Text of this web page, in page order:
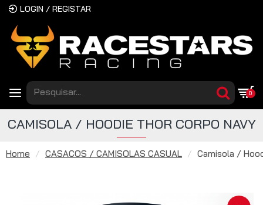
LOGIN / REGISTAR
0
Home CASACOS / CAMISOLAS CASUAL Camisola /
CAMISOLA / HOODIE THOR CORPO NAVY